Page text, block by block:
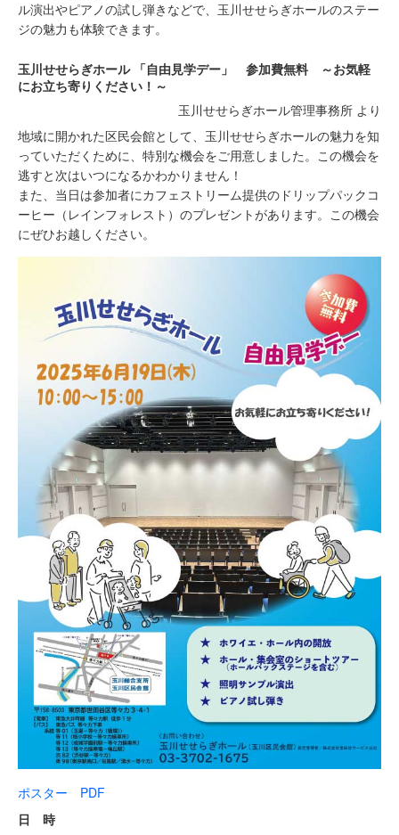
ル演出やピアノの試し弾きなどで、玉川せせらぎホールのステー
ジの魅力も体験できます。
玉川せせらぎホール 「自由見学デー」 参加費無料 ～お気軽
にお立ち寄りください！～
玉川せせらぎホール管理事務所 より
地域に開かれた区民会館として、玉川せせらぎホールの魅力を知
っていただくために、特別な機会をご用意しました。この機会を
逃すと次はいつになるかわかりません！
また、当日は参加者にカフェストリーム提供のドリップパックコ
ーヒー（レインフォレスト）のプレゼントがあります。この機会
にぜひお越しください。
ポスター PDF
日 時